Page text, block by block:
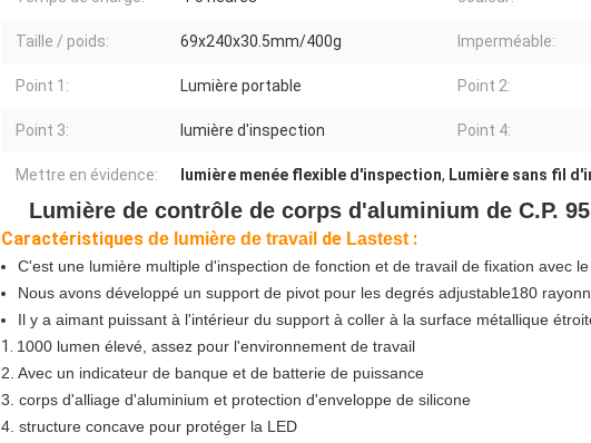
Taille / poids: 69x240x30.5mm/400g Imperméable:
Point 1: Lumière portable Point 2:
Point 3: lumière d'inspection Point 4:
Mettre en évidence: lumière menée flexible d'inspection, Lumière sans fil
Lumière de contrôle de corps d'aluminium de C.P.
Caractéristiques de lumière de travail de Lastest:
C'est une lumière multiple d'inspection de fonction et de travail de fixation avec
Nous avons développé un support de pivot pour les degrés adjustable180
Il y a aimant puissant à l'intérieur du support à coller à la surface métallique
1. 1000 lumen élevé, assez pour l'environnement de travail
2. Avec un indicateur de banque et de batterie de puissance
3. corps d'alliage d'aluminium et protection d'enveloppe de silicone
4. structure concave pour protéger la LED